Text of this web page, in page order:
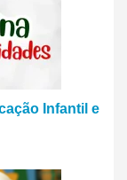
Infantil e